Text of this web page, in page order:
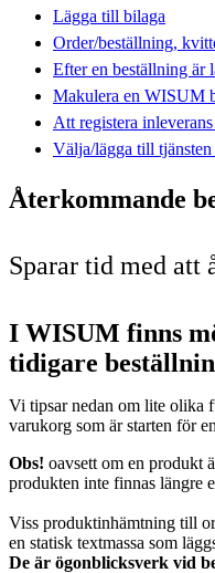
Lägga till bilaga
Order/beställning,
Efter en beställning är
Makulera en WISUM
Att registera
Välja/lägga till
Återkommande
Sparar tid med
I WISUM finns
tidigare
Vi tipsar nedan om lite olika
varukorg som är starten för
Obs! oavsett om en produkt
produkten inte finnas längre
Viss produktinhämtning till
en statisk textmassa som
De är ögonblicksverk vid